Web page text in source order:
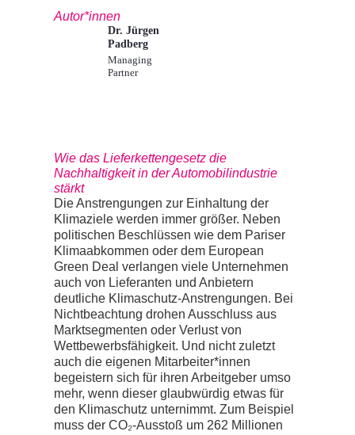
Autor*innen
Dr. Jürgen
Padberg
Managing
Partner
Wie das Lieferkettengesetz die
Nachhaltigkeit in der Automobilindustrie
stärkt
Die Anstrengungen zur Einhaltung der
Klimaziele werden immer größer. Neben
politischen Beschlüssen wie dem Pariser
Klimaabkommen oder dem European
Green Deal verlangen viele Unternehmen
auch von Lieferanten und Anbietern
deutliche Klimaschutz-Anstrengungen. Bei
Nichtbeachtung drohen Ausschluss aus
Marktsegmenten oder Verlust von
Wettbewerbsfähigkeit. Und nicht zuletzt
auch die eigenen Mitarbeiter*innen
begeistern sich für ihren Arbeitgeber umso
mehr, wenn dieser glaubwürdig etwas für
den Klimaschutz unternimmt. Zum Beispiel
muss der CO₂-Ausstoß um 262 Millionen